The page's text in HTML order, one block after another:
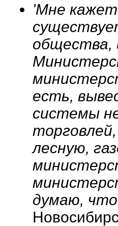
'Мне
общества,
есть,
системы
лесную,
думаю,